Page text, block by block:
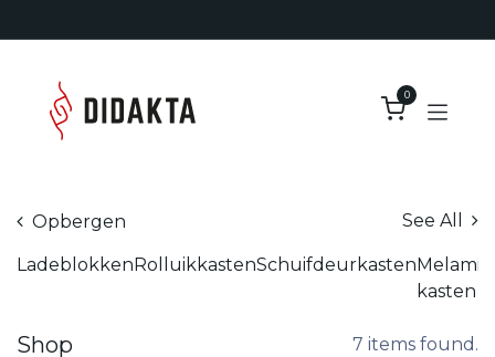
0
Opbergen See All
LadeblokkenRolluikkastenSchuifdeurkasten
kasten
Shop 7 items found.